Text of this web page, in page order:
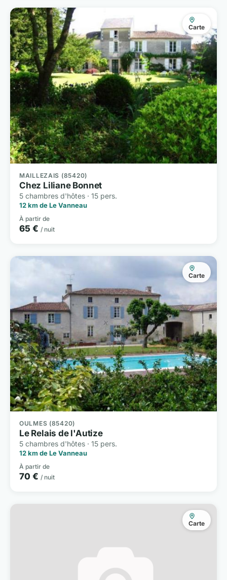
Carte
MAILLEZAIS (85420)
Chez Liliane Bonnet
5 chambres d'hôtes · 15 pers.
12 km de Le Vanneau
À partir de
65 € / nuit
Carte
OULMES (85420)
Le Relais de l'Autize
5 chambres d'hôtes · 15 pers.
12 km de Le Vanneau
À partir de
70 € / nuit
Carte